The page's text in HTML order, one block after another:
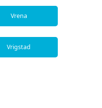
Vrena
Vrigstad